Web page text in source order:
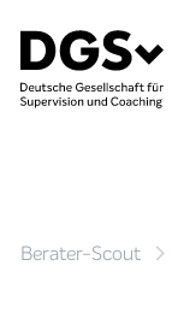
Berater-Scout